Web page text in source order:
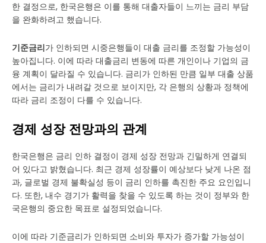
한 결정으로, 한국은행은 이를 통해 대출자들이 느끼는 금리 부담
을 완화하려고 했습니다.
기준금리가 인하되면 시중은행들이 대출 금리를 조정할 가능성이
높아집니다. 이에 따라 대출금리 변동에 따른 개인이나 기업의 금
융 계획이 달라질 수 있습니다. 금리가 인하된 만큼 일부 대출 상품
에서는 금리가 내려갈 것으로 보이지만, 각 은행의 상황과 정책에
따라 금리 조정이 다를 수 있습니다.
경제 성장 전망과의 관계
한국은행은 금리 인하 결정이 경제 성장 전망과 긴밀하게 연결되
어 있다고 밝혔습니다. 최근 경제 성장률이 예상보다 낮게 나온 점
과, 글로벌 경제 불확실성 등이 금리 인하를 촉진한 주요 요인입니
다. 또한, 내수 경기가 활력을 찾을 수 있도록 하는 것이 정부와 한
국은행의 중요한 목표로 설정되었습니다.
이에 따라 기준금리가 인하되면 소비와 투자가 증가할 가능성이